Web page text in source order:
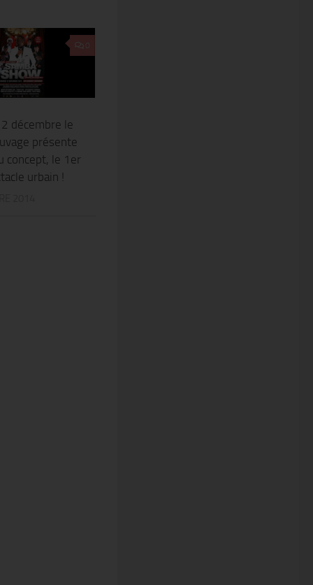
décembre le
présente
concept, le 1er
urbain !